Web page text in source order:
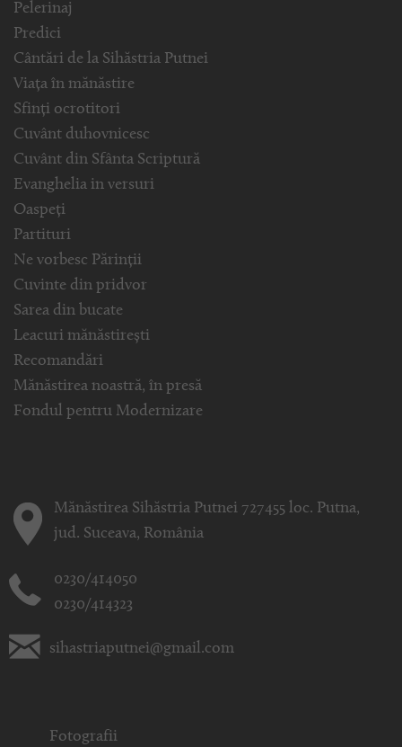
Pelerinaj
Predici
Cântări de la Sihăstria Putnei
Viața în mănăstire
Sfinți ocrotitori
Cuvânt duhovnicesc
Cuvânt din Sfânta Scriptură
Evanghelia in versuri
Oaspeți
Partituri
Ne vorbesc Părinții
Cuvinte din pridvor
Sarea din bucate
Leacuri mănăstirești
Recomandări
Mănăstirea noastră, în presă
Fondul pentru Modernizare
Mănăstirea Sihăstria Putnei 727455 loc. Putna,
jud. Suceava, România
0230/414050
0230/414323
sihastriaputnei@gmail.com
Fotografii